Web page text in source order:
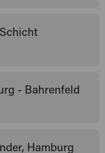
- Bahrenfeld
Hamburg